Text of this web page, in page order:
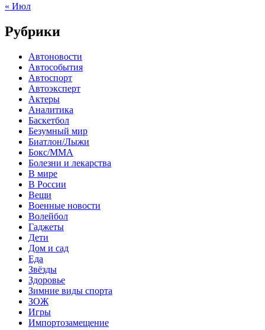
« Июл
Рубрики
Автоновости
Автособытия
Автоспорт
Автоэксперт
Актеры
Аналитика
Баскетбол
Безумный мир
Биатлон/Лыжи
Бокс/MMA
Болезни и лекарства
В мире
В России
Вещи
Военные новости
Волейбол
Гаджеты
Дети
Дом и сад
Еда
Звёзды
Здоровье
Зимние виды спорта
ЗОЖ
Игры
Импортозамещение